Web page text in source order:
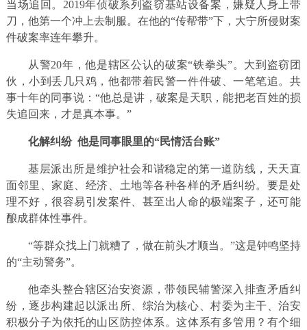
当场追回。2019年侦破系列盗窃基站设备案，嫌疑人身上带
刀，他第一个冲上去制服。在他的“传帮带”下，大宁所侵财案
件破案率连年攀升。
从警20年，他是辖区公认的破案“铁拳头”。大到盗窃团
伙，小到丢几只鸡，他都带着民警一件件破、一笔笔追。共
事十年的同事说：“他总是讲，破案是天职，能把老百姓的损
失追回来，才是真本事。”
化解纠纷 他是同事眼里的“民情活台账”
基层派出所是维护社会和谐稳定的第一道防线，天天直
面邻里、家庭、经济、土地等各种各样的矛盾纠纷。要是处
理不好，很容易引发案件、甚至出人命的极端案子，还可能
酿成群体性事件。
“等群众找上门就糟了，做在前头才顺当。”这是钟鸣坚持
的“主动警务”。
他牵头整合辖区治安资源，带领民辅警深入排查矛盾纠
纷，逐步构建起以派出所、综治为核心、村委为主干、治安
积极分子为依托的山区防控体系。这体系有多管用？有个细